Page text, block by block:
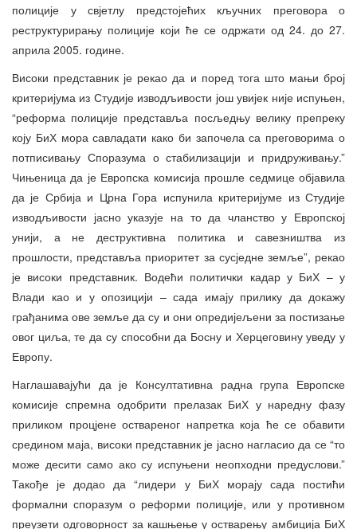
полиције у свјетлу предстојећих кључних преговора о
реструктурирању полиције који ће се одржати од 24. до 27.
априла 2005. године.
Високи представник је рекао да и поред тога што мањи број
критеријума из Студије изводљивости још увијек није испуњен,
“реформа полиције представља посљедњу велику препреку
коју БиХ мора савладати како би започела са преговорима о
потписивању Споразума о стабилизацији и придруживању.”
Чињеница да је Европска комисија прошле седмице објавила
да је Србија и Црна Гора испунила критеријуме из Студије
изводљивости јасно указује на то да чланство у Европској
унији, а не деструктивна политика и савезништва из
прошлости, представља приоритет за сусједне земље”, рекао
је високи представник. Водећи политички кадар у БиХ – у
Влади као и у опозицији – сада имају прилику да докажу
грађанима ове земље да су и они опредијељени за постизање
овог циља, те да су способни да Босну и Херцеговину уведу у
Европу.
Наглашавајући да је Консултативна радна група Европске
комисије спремна одобрити прелазак БиХ у наредну фазу
приликом процјене оствареног напретка која ће се обавити
средином маја, високи представник је јасно нагласио да се “то
може десити само ако су испуњени неопходни предуслови.”
Такође је додао да “лидери у БиХ морају сада постићи
формални споразум о реформи полиције, или у противном
преузети одговорност за кашњење у остварењу амбиција БиХ